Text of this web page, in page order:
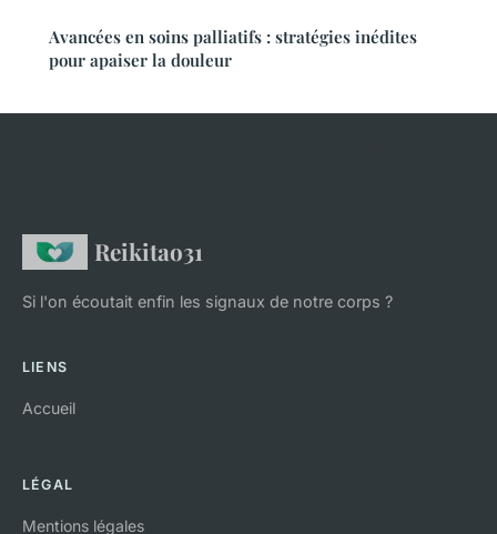
Avancées en soins palliatifs : stratégies inédites
pour apaiser la douleur
Reikitao31
Si l'on écoutait enfin les signaux de notre corps ?
LIENS
Accueil
LÉGAL
Mentions légales